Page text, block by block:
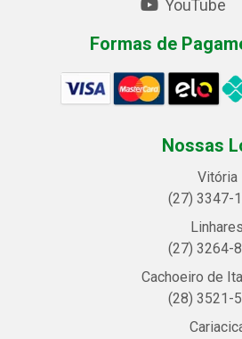
YouTube
Formas de
Nossas
Vitória
(27) 3347-
Linhares
(27) 3264-
Cachoeiro de
(28) 3521-